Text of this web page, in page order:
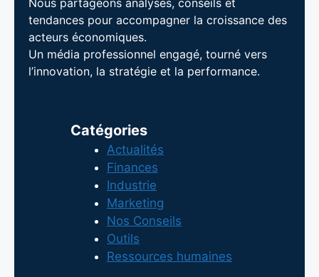
Nous partageons analyses, conseils et
tendances pour accompagner la croissance des
acteurs économiques.
Un média professionnel engagé, tourné vers
l’innovation, la stratégie et la performance.
Catégories
Actualités
Finances
Industrie
Marketing
Nos Conseils
Outils
Ressources humaines